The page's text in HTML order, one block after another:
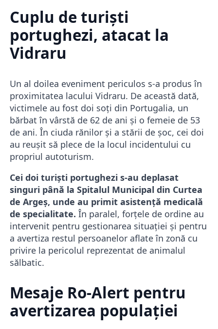
Cuplu de turiști
portughezi, atacat la
Vidraru
Un al doilea eveniment periculos s-a produs în
proximitatea lacului Vidraru. De această dată,
victimele au fost doi soți din Portugalia, un
bărbat în vârstă de 62 de ani și o femeie de 53
de ani. În ciuda rănilor și a stării de șoc, cei doi
au reușit să plece de la locul incidentului cu
propriul autoturism.
Cei doi turiști portughezi s-au deplasat
singuri până la Spitalul Municipal din Curtea
de Argeș, unde au primit asistență medicală
de specialitate. În paralel, forțele de ordine au
intervenit pentru gestionarea situației și pentru
a avertiza restul persoanelor aflate în zonă cu
privire la pericolul reprezentat de animalul
sălbatic.
Mesaje Ro-Alert pentru
avertizarea populației